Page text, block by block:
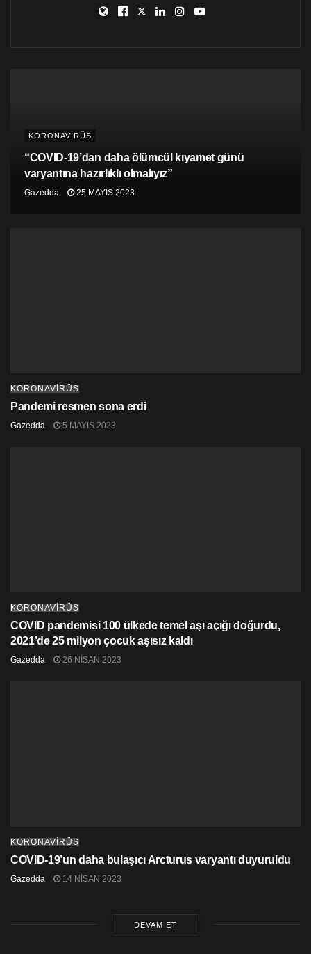
KORONAVİRÜS
“COVID-19’dan daha ölümcül kıyamet günü
varyantına hazırlıklı olmalıyız”
Gazedda 25 MAYIS 2023
KORONAVİRÜS
Pandemi resmen sona erdi
Gazedda 5 MAYIS 2023
KORONAVİRÜS
COVID pandemisi 100 ülkede temel aşı açığı doğurdu,
2021’de 25 milyon çocuk aşısız kaldı
Gazedda 26 NISAN 2023
KORONAVİRÜS
COVID-19’un daha bulaşıcı Arcturus varyantı duyuruldu
Gazedda 14 NISAN 2023
DEVAM ET